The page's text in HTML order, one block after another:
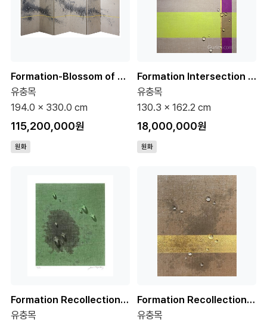
Formation-Blossom of Recollection 120호 (원화)
유충목
194.0 x 330.0 cm
115,200,000원
원화
Formation Intersection 5-2 100호 (원화)
유충목
130.3 x 162.2 cm
18,000,000원
원화
Formation Recollection 5-8 (75 Editions)
유충목
Formation Recollection Belief 1-3 30호 (원화)
유충목